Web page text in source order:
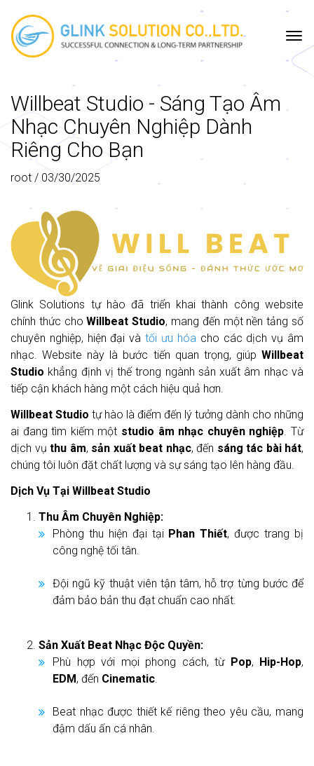
Willbeat Studio - Sáng Tạo Âm
Nhạc Chuyên Nghiệp Dành
Riêng Cho Bạn
root / 03/30/2025
Glink Solutions tự hào đã triển khai thành công website
chính thức choWillbeat Studio, mang đến một nền tảng số
chuyên nghiệp, hiện đại vàtối ưu hóacho các dịch vụ âm
nhạc. Website này là bước tiến quan trọng, giúp Willbeat
Studio khẳng định vị thế trong ngành sản xuất âm nhạc và
tiếp cận khách hàng một cách hiệu quả hơn.
Willbeat Studio tự hào là điểm đến lý tưởng dành cho những
ai đang tìm kiếm một studio âm nhạc chuyên nghiệp. Từ
dịch vụ thu âm, sản xuất beat nhạc, đến sáng tác bài hát,
chúng tôi luôn đặt chất lượng và sự sáng tạo lên hàng đầu.
Dịch Vụ Tại Willbeat Studio
Thu Âm Chuyên Nghiệp:
Phòng thu hiện đại tại Phan Thiết, được trang bị
công nghệ tối tân.
Đội ngũ kỹ thuật viên tận tâm, hỗ trợ từng bước để
đảm bảo bản thu đạt chuẩn cao nhất.
Sản Xuất Beat Nhạc Độc Quyền:
Phù hợp với mọi phong cách, từ Pop, Hip-Hop,
EDM, đến Cinematic.
Beat nhạc được thiết kế riêng theo yêu cầu, mang
đậm dấu ấn cá nhân.